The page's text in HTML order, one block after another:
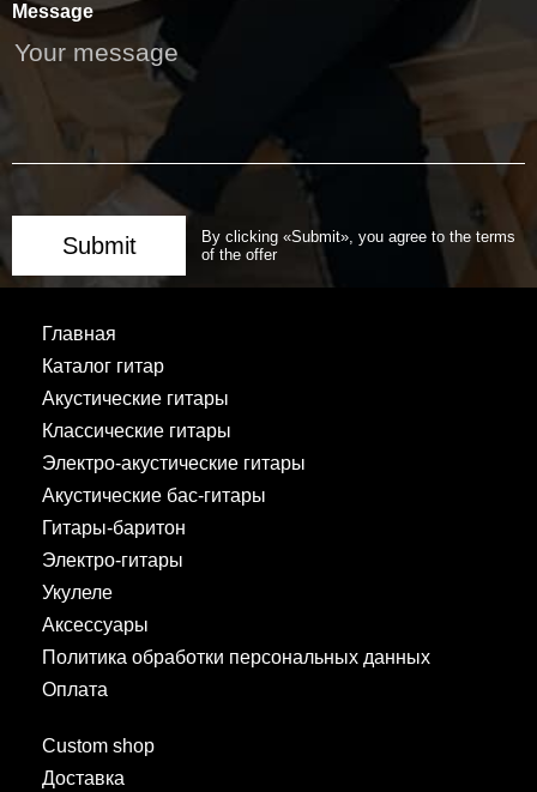
Message
Submit
By clicking «Submit», you agree to the terms
of the offer
Главная
Каталог гитар
Акустические гитары
Классические гитары
Электро-акустические гитары
Акустические бас-гитары
Гитары-баритон
Электро-гитары
Укулеле
Аксессуары
Политика обработки персональных данных
Оплата
Custom shop
Доставка